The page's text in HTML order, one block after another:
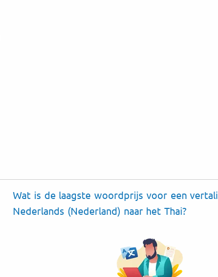
Wat is de laagste woordprijs voor een
Nederlands (Nederland) naar het Thai?